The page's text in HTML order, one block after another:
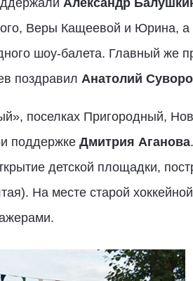
Александр
Веры Кащеевой и Юрина,
шоу-балета. Главный же
поздравил Анатолий
поселках Пригородный,
поддержке Дмитрия Аганова
детской площадки,
На месте старой